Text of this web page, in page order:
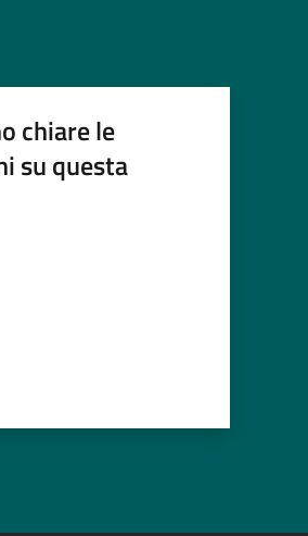
chiare le
su questa